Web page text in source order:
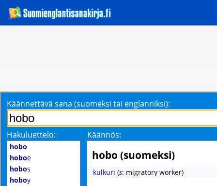
Käännettävä sana (suomeksi tai englanniksi):
Hakuluettelo: Käännös:
hobo
hoboe
hobos
hoboy
hobo (suomeksi)
kulkuri (s: migratory worker)